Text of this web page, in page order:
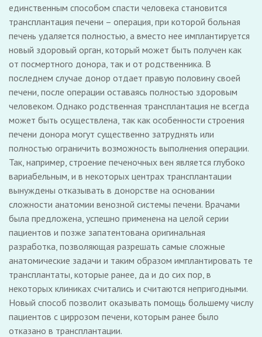
единственным способом спасти человека становится
трансплантация печени – операция, при которой больная
печень удаляется полностью, а вместо нее имплантируется
новый здоровый орган, который может быть получен как
от посмертного донора, так и от родственника. В
последнем случае донор отдает правую половину своей
печени, после операции оставаясь полностью здоровым
человеком. Однако родственная трансплантация не всегда
может быть осуществлена, так как особенности строения
печени донора могут существенно затруднять или
полностью ограничить возможность выполнения операции.
Так, например, строение печеночных вен является глубоко
вариабельным, и в некоторых центрах трансплантации
вынуждены отказывать в донорстве на основании
сложности анатомии венозной системы печени. Врачами
была предложена, успешно применена на целой серии
пациентов и позже запатентована оригинальная
разработка, позволяющая разрешать самые сложные
анатомические задачи и таким образом имплантировать те
трансплантаты, которые ранее, да и до сих пор, в
некоторых клиниках считались и считаются непригодными.
Новый способ позволит оказывать помощь большему числу
пациентов с циррозом печени, которым ранее было
отказано в трансплантации.